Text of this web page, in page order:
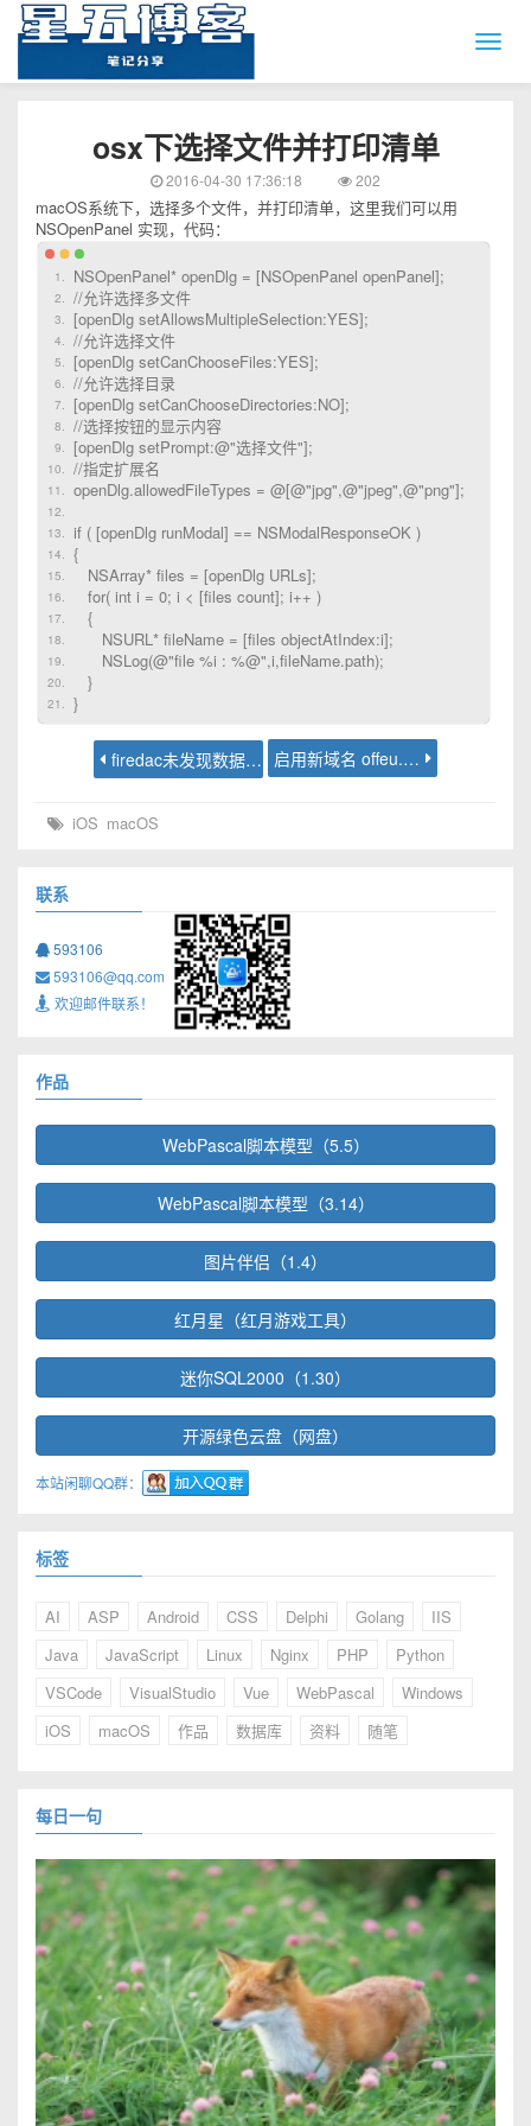
osx下选择文件并打印清单
2016-04-30 17:36:18 202
macOS系统下，选择多个文件，并打印清单，这里我们可以用
NSOpenPanel 实现，代码：
NSOpenPanel* openDlg = [NSOpenPanel openPanel];
//允许选择多文件
[openDlg setAllowsMultipleSelection:YES];
//允许选择文件
[openDlg setCanChooseFiles:YES];
//允许选择目录
[openDlg setCanChooseDirectories:NO];
//选择按钮的显示内容
[openDlg setPrompt:@"选择文件"];
//指定扩展名
openDlg.allowedFileTypes = @[@"jpg",@"jpeg",@"png"];
if ( [openDlg runModal] == NSModalResponseOK )
{
NSArray* files = [openDlg URLs];
for( int i = 0; i < [files count]; i++ )
{
NSURL* fileName = [files objectAtIndex:i];
NSLog(@"file %i : %@",i,fileName.path);
}
}
firedac未发现数据源名称并且未指定默认驱动程序 启用新域名 offeu.com
iOS macOS
联系
593106
593106@qq.com
欢迎邮件联系！
作品
WebPascal脚本模型（5.5）
WebPascal脚本模型（3.14）
图片伴侣（1.4）
红月星（红月游戏工具）
迷你SQL2000（1.30）
开源绿色云盘（网盘）
本站闲聊QQ群：
标签
AI ASP Android CSS Delphi Golang
IIS
Java
JavaScript Linux Nginx PHP
Python
VSCode
VisualStudio Vue WebPascal
Windows
iOS
macOS 作品 数据库 资料 随笔
每日一句